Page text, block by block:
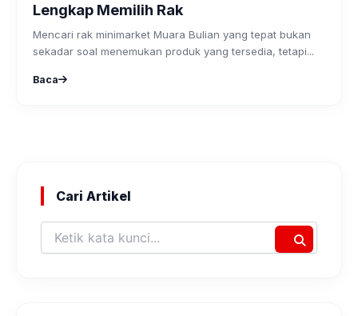
Lengkap Memilih Rak
Mencari rak minimarket Muara Bulian yang tepat bukan
sekadar soal menemukan produk yang tersedia, tetapi...
Baca
Cari Artikel